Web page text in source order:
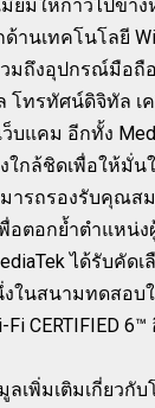
ยมให้ก้าวไปข้าง
ด้านเทคโนโลยี
ถึงอุปกรณ์มือถือ
ทรทัศน์ดิจิทัล เค
บแคม อีกทั้ง
งใกล้ชิดเพื่อให้มั่
ารถรองรับคุณส
พื่อตอกย้ำตำแหน่
ได้รับคัดเ
ในสนามทดสอบ
CERTIFIED 6™
เพิ่มเติมเกี่ยวกั